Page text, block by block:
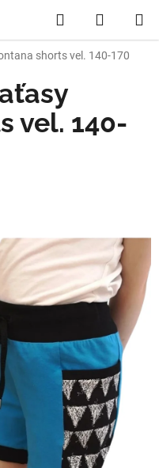
Search
CART
shorts vel. 140-170
vel. 140-